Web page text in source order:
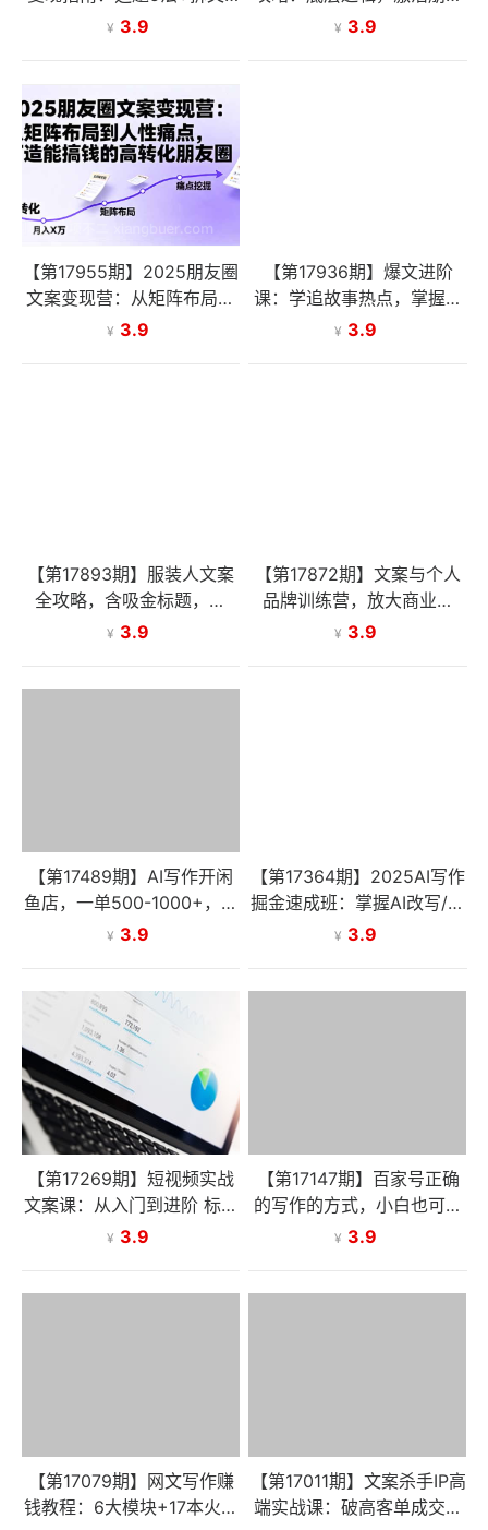
步+数据优化，单篇收益22
¥ 3.9
圈，掌握人性，写出吸金好
¥ 3.9
【第17955期】2025朋友圈
文案变现营：从矩阵布局到
人性痛点，打造能搞钱的高
¥ 3.9
【第17936期】爆文进阶
课：学追故事热点，掌握关
键一步，解锁爆上加爆，产
¥ 3.9
【第17893期】服装人文案
全攻略，含吸金标题，生
活、专业圈写作实操，让朋
¥ 3.9
【第17872期】文案与个人
品牌训练营，放大商业价
值，搭配美学营销思维，助
¥ 3.9
【第17489期】AI写作开闲
鱼店，一单500-1000+，暴
利风口项目，永不失业副业
¥ 3.9
【第17364期】2025AI写作
掘金速成班：掌握AI改写/仿
写等核心技能，实现单篇文
¥ 3.9
【第17269期】短视频实战
文案课：从入门到进阶 标题
创作+脚本撰写+文案优化三
¥ 3.9
【第17147期】百家号正确
的写作的方式，小白也可以
轻松写出原创文章，新手也
¥ 3.9
【第17079期】网文写作赚
钱教程：6大模块+17本火书
【第17011期】文案杀手IP高
端实战课：破高客单成交壁